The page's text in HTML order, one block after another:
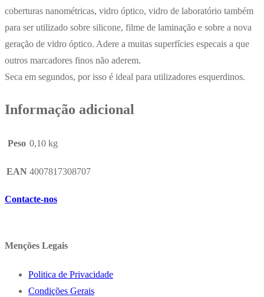
coberturas nanométricas, vidro óptico, vidro de laboratório também
para ser utilizado sobre silicone, filme de laminação e sobre a nova
geração de vidro óptico. Adere a muitas superfícies especais a que
outros marcadores finos não aderem.
Seca em segundos, por isso é ideal para utilizadores esquerdinos.
Informação adicional
Peso 0,10 kg
EAN 4007817308707
Contacte-nos
Menções Legais
Politica de Privacidade
Condições Gerais